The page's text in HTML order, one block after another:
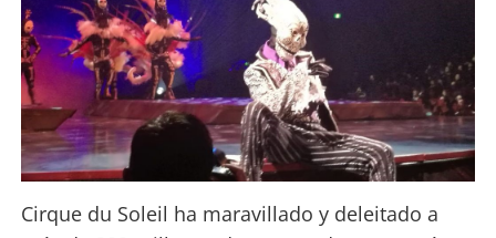
Cirque du Soleil ha maravillado y deleitado a